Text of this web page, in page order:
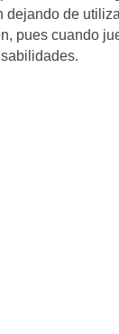
de
pues cuando